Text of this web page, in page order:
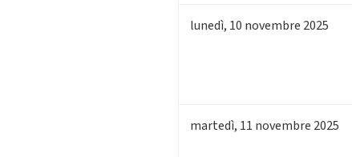
lunedì, 10 novembre 2025
martedì, 11 novembre 2025